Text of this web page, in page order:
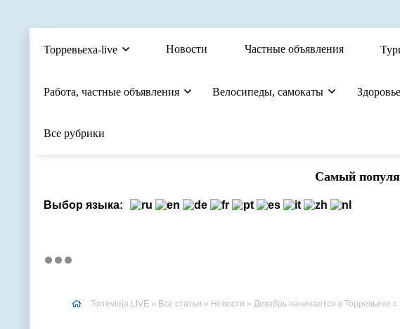
Торревьеха-live Новости Частные объявления
Работа, частные объявления Велосипеды, самокаты Здоровье
Все рубрики
Cамый
Выбор языка:
Torrevieja LIVE » Все статьи » Новости » Декабрь начинается в Торревьехе